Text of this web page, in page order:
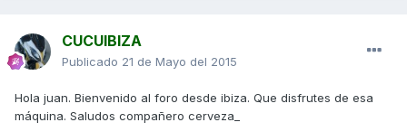
CUCUIBIZA
Publicado 21 de Mayo del 2015
Hola juan. Bienvenido al foro desde ibiza. Que disfrutes de esa
máquina. Saludos compañero cerveza_